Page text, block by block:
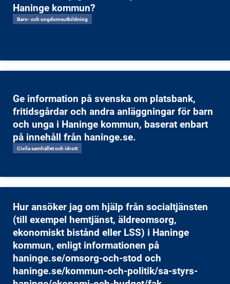
Haninge kommun?
Barn- och ungdomsutbildning
Ge information på svenska om platsbank,
fritidsgårdar och andra anläggningar för barn
och unga i Haninge kommun, baserat enbart
på innehåll från haninge.se.
Civila samhället och idrott
Hur ansöker jag om hjälp från socialtjänsten
(till exempel hemtjänst, äldreomsorg,
ekonomiskt bistånd eller LSS) i Haninge
kommun, enligt informationen på
haninge.se/omsorg-och-stod och
haninge.se/kommun-och-politik/sa-styrs-